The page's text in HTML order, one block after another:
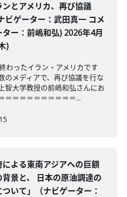
ンとアメリカ、再び協議
ビゲーター：武田真一 コメ
ター：前嶋和弘) 2026年4月
)
わったイラン・アメリカです
のメディアで、再び協議を行な
智大学教授の前嶋和弘さんにお
＝＝＝＝＝＝＝＝＝＝...
による東南アジアへの巨額
背景と、 日本の原油調達の
いて」（ナビゲーター：